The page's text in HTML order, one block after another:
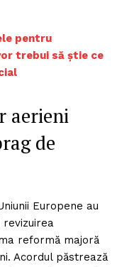
pentru
trebui să știe ce
aerieni
de
Europene au
reformă majoră
Acordul păstrează